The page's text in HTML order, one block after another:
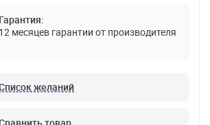
Гарантия:
12 месяцев гарантии от производителя
желаний